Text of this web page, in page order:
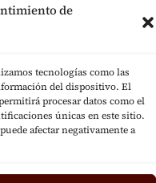
de
tecnologías como las
del dispositivo. El
procesar datos como el
únicas en este sitio.
afectar negativamente a